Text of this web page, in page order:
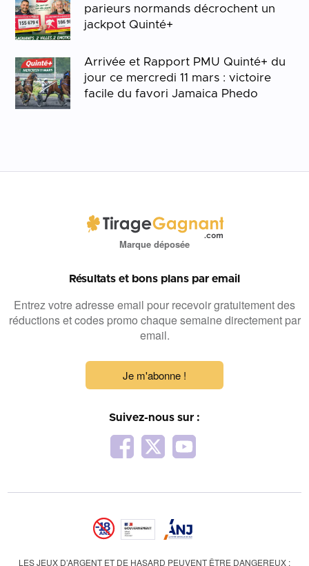
parieurs normands décrochent un
jackpot Quinté+
Arrivée et Rapport PMU Quinté+ du
jour ce mercredi 11 mars : victoire
facile du favori Jamaica Phedo
Marque déposée
Résultats et bons plans par email
Entrez votre adresse email pour recevoir gratuitement des
réductions et codes promo chaque semaine directement par
email.
Je m'abonne !
Suivez-nous sur :
LES JEUX D’ARGENT ET DE HASARD PEUVENT ÊTRE DANGEREUX :